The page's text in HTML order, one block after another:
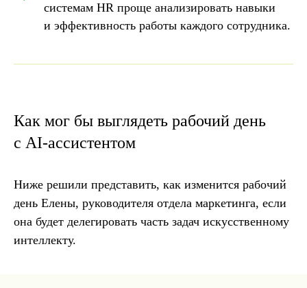
системам HR проще анализировать навыки
и эффективность работы каждого сотрудника.
Как мог бы выглядеть рабочий день
с AI-ассистентом
Ниже решили представить, как изменится рабочий
день Елены, руководителя отдела маркетинга, если
она будет делегировать часть задач искусственному
интеллекту.